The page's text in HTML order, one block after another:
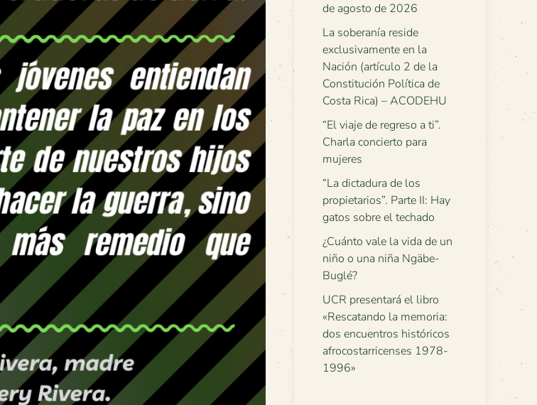
de agosto de 2026
La soberanía reside
exclusivamente en la
Nación (artículo 2 de la
Constitución Política de
Costa Rica) – ACODEHU
“El viaje de regreso a ti”.
Charla concierto para
mujeres
“La dictadura de los
propietarios”. Parte II: Hay
gatos sobre el techado
¿Cuánto vale la vida de un
niño o una niña Ngäbe-
Buglé?
UCR presentará el libro
«Rescatando la memoria:
dos encuentros históricos
afrocostarricenses 1978-
1996»